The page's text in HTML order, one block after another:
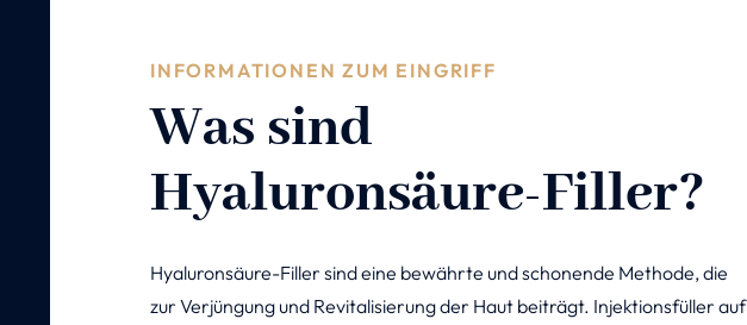
INFORMATIONEN ZUM EINGRIFF
Was sind
Hyaluronsäure-Filler?
Hyaluronsäure-Filler sind eine bewährte und schonende Methode, die
zur Verjüngung und Revitalisierung der Haut beiträgt. Injektionsfüller auf